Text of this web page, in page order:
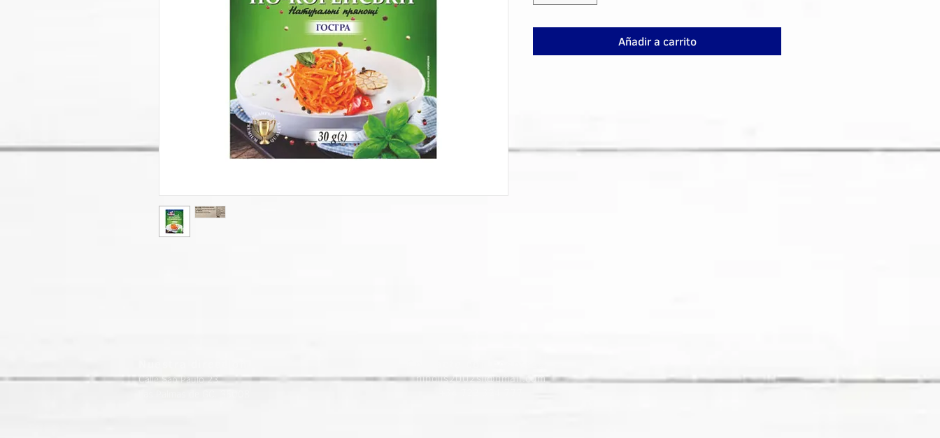
Añadir a carrito
Calle Sao Paulo 23
nipolis2002sl@gmail.com